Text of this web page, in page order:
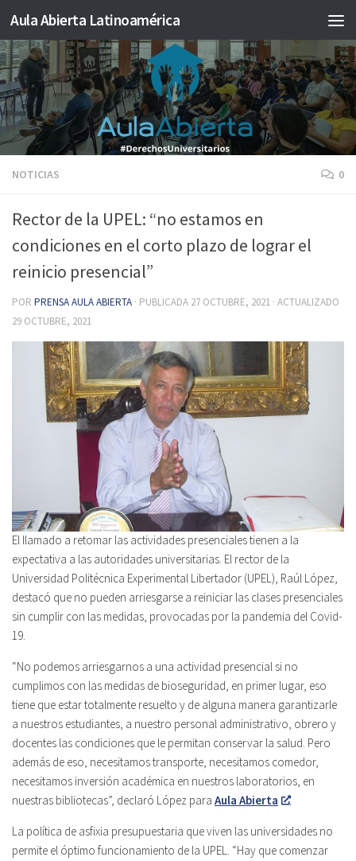
Saltar al contenido
Aula Abierta Latinoamérica
NOTICIAS 0
Rector de la UPEL: “no estamos en
condiciones en el corto plazo de lograr el
reinicio presencial”
POR PRENSA AULA ABIERTA · PUBLICADA 27 OCTUBRE, 2021 · ACTUALIZADO
29 OCTUBRE, 2021
El llamado a retomar las actividades presenciales tienen a la
expectativa a las autoridades universitarias. El rector de la
Universidad Politécnica Experimental Libertador (UPEL), Raúl López,
destacó que no pueden arriesgarse a reiniciar las clases presenciales
sin cumplir con las medidas, provocadas por la pandemia del Covid-
19.
“No podemos arriesgarnos a una actividad presencial si no
cumplimos con las medidas de bioseguridad, en primer lugar, eso
tiene que estar totalmente resuelto y de alguna manera garantizarle
a nuestros estudiantes, a nuestro personal administrativo, obrero y
docentes las condiciones que le permitan conservar la salud. Pero
además de eso, necesitamos transporte, necesitamos comedor,
necesitamos inversión académica en nuestros laboratorios, en
nuestras bibliotecas”, declaró López para Aula Abierta .
La política de asfixia presupuestaria que viven las universidades no
permite el óptimo funcionamiento de la UPEL. “Hay que comenzar